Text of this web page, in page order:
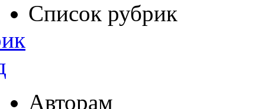
Список рубрик
Авторам